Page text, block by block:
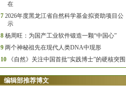
在
7 2026年度黑龙江省自然科学基金拟资助项目公
示
8 杨周旺：为国产工业软件锻造一颗“中国心”
9 两个神秘祖先在现代人类DNA中现形
10
《自然》关注中国首批“实践博士”的硬核突围
编辑部推荐博文